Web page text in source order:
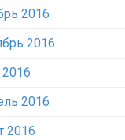
2016
2016
2016
2016